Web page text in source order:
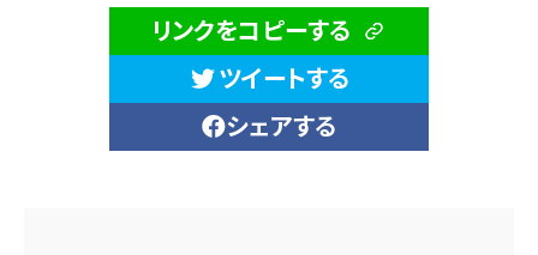
リンクをコピーする
ツイートする
シェアする